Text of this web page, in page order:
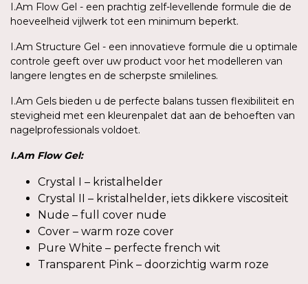
I.Am Flow Gel - een prachtig zelf-levellende formule die de
hoeveelheid vijlwerk tot een minimum beperkt.
I.Am Structure Gel - een innovatieve formule die u optimale
controle geeft over uw product voor het modelleren van
langere lengtes en de scherpste smilelines.
I.Am Gels bieden u de perfecte balans tussen flexibiliteit en
stevigheid met een kleurenpalet dat aan de behoeften van
nagelprofessionals voldoet.
I.Am Flow Gel:
Crystal I – kristalhelder
Crystal II – kristalhelder, iets dikkere viscositeit
Nude – full cover nude
Cover – warm roze cover
Pure White – perfecte french wit
Transparent Pink – doorzichtig warm roze